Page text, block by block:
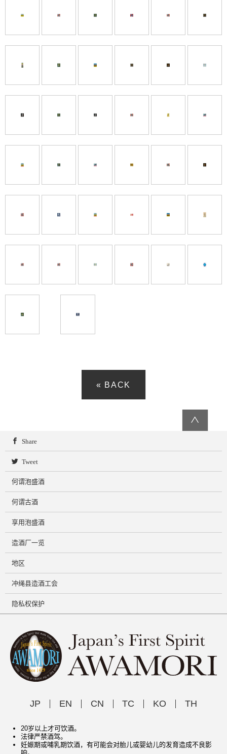
« BACK
∧
Share
Tweet
何谓泡盛酒
何谓古酒
享用泡盛酒
造酒厂一览
地区
冲绳县造酒工会
隐私权保护
JP EN CN TC KO TH
20岁以上才可饮酒。
法律严禁酒驾。
妊娠期或哺乳期饮酒，有可能会对胎儿或婴幼儿的发育造成不良影